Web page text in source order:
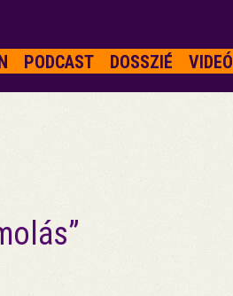
PODCAST DOSSZIÉ VIDEÓ